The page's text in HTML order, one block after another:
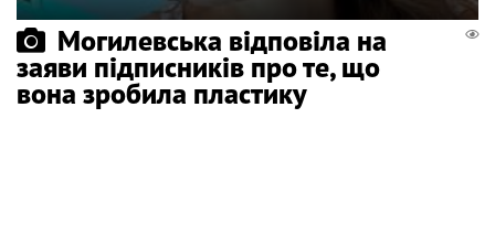
Могилевська відповіла на
заяви підписників про те, що
вона зробила пластику